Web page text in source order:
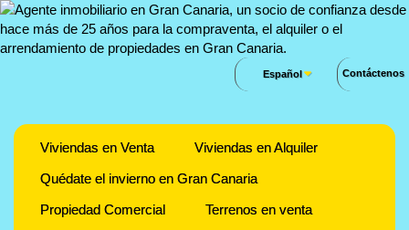
Contáctenos
Español
Viviendas en Venta
Viviendas en Alquiler
Quédate el invierno en Gran Canaria
Propiedad Comercial
Terrenos en venta